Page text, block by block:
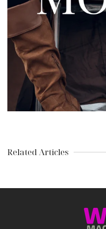
Related Articles